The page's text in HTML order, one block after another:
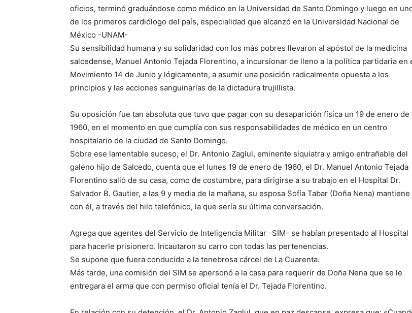
oficios, terminó graduándose como médico en la Universidad de Santo Domingo y luego en
de los primeros cardiólogo del país, especialidad que alcanzó en la Universidad Nacional de
México -UNAM-
Su sensibilidad humana y su solidaridad con los más pobres llevaron al apóstol de la medicina
salcedense, Manuel Antonio Tejada Florentino, a incursionar de lleno a la política partidaria en
Movimiento 14 de Junio y lógicamente, a asumir una posición radicalmente opuesta a los
principios y las acciones sanguinarias de la dictadura trujillista.
Su oposición fue tan absoluta que tuvo que pagar con su desaparición física un 19 de enero de
1960, en el momento en que cumplía con sus responsabilidades de médico en un centro
hospitalario de la ciudad de Santo Domingo.
Sobre ese lamentable suceso, el Dr. Antonio Zaglul, eminente siquiatra y amigo entrañable del
galeno hijo de Salcedo, cuenta que el lunes 19 de enero de 1960, el Dr. Manuel Antonio Tejada
Florentino salió de su casa, como de costumbre, para dirigirse a su trabajo en el Hospital Dr.
Salvador B. Gautier, a las 9 y media de la mañana, su esposa Sofía Tabar (Doña Nena) mantiene
con él, a través del hilo telefónico, la que sería su última conversación.
Agrega que agentes del Servicio de Inteligencia Militar -SIM- se habían presentado al Hospital
para hacerle prisionero. Incautaron su carro con todas las pertenencias.
Se supone que fuera conducido a la tenebrosa cárcel de La Cuarenta.
Más tarde, una comisión del SIM se apersonó a la casa para requerir de Doña Nena que se le
entregara el arma que con permiso oficial tenía el Dr. Tejada Florentino.